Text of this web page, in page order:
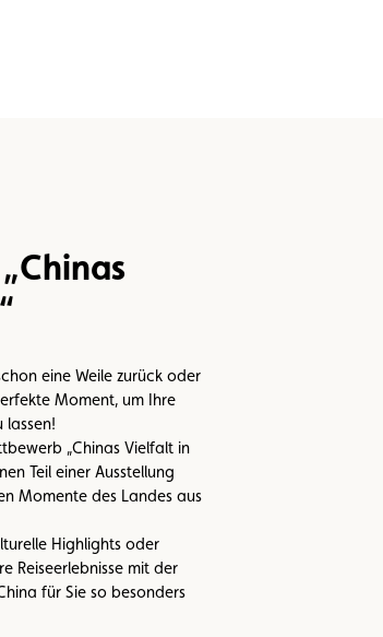
eine Weile zurück oder
Moment, um Ihre
lassen!
„Chinas Vielfalt in
Teil einer Ausstellung
Momente des Landes aus
Highlights oder
Reiseerlebnisse mit der
für Sie so besonders